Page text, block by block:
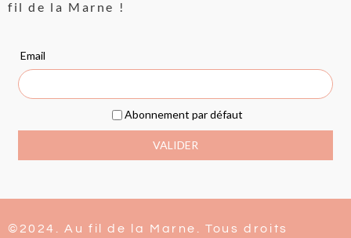
fil de la Marne !
©2024. Au fil de la Marne. Tous droits